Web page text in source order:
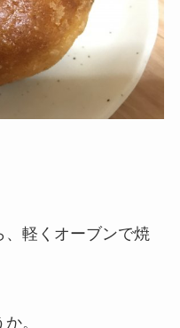
、軽くオーブンで焼
。